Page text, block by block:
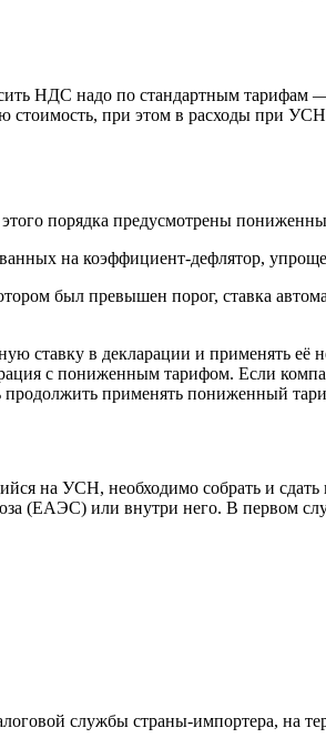
НДС надо по стандартным тарифам
при этом в расходы при
порядка предусмотрены
на коэффициент-дефлятор,
был превышен порог, ставка
ставку в декларации и применять её
с пониженным тарифом. Если
продолжить применять пониженный
на УСН, необходимо собрать и
(ЕАЭС) или внутри него. В первом
службы страны-импортера, на